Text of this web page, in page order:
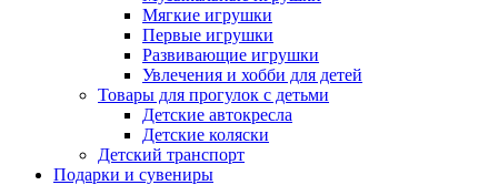
Мягкие игрушки
Первые игрушки
Развивающие игрушки
Увлечения и хобби для детей
Товары для прогулок с детьми
Детские автокресла
Детские коляски
Детский транспорт
Подарки и сувениры